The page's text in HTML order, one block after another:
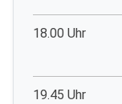
18.00 Uhr
19.45 Uhr